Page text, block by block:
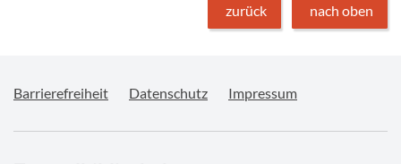
zurück nach oben
Barrierefreiheit Datenschutz Impressum